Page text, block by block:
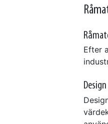
Efter
Design